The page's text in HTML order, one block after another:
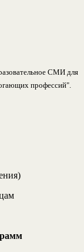
СМИ для
профессий".